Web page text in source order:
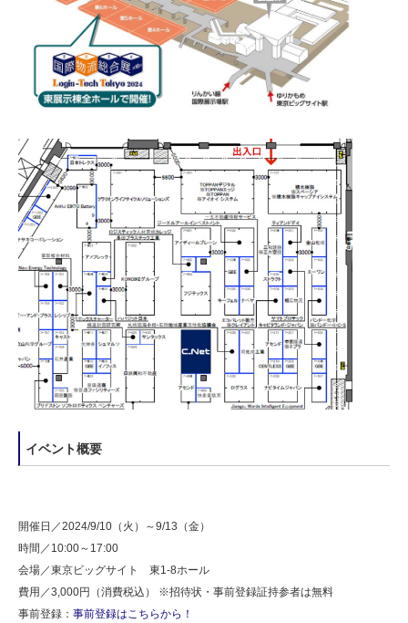
イベント概要
開催日／2024/9/10（火）～9/13（金）
時間／10:00～17:00
会場／東京ビッグサイト 東1-8ホール
費用／3,000円（消費税込） ※招待状・事前登録証持参者は無料
事前登録： 事前登録はこちらから！